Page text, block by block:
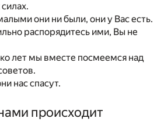
они ни были, они у Вас есть.
распорядитесь ими, Вы не
лет мы вместе посмеемся над
нас спасут.
происходит